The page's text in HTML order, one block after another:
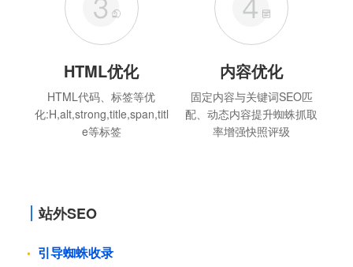
HTML优化
HTML代码、标签等优
化:H,alt,strong,title,span,titl
e等标签
内容优化
固定内容与关键词SEO匹
配、动态内容提升蜘蛛抓取
率增强快照评级
站外SEO
引导蜘蛛收录